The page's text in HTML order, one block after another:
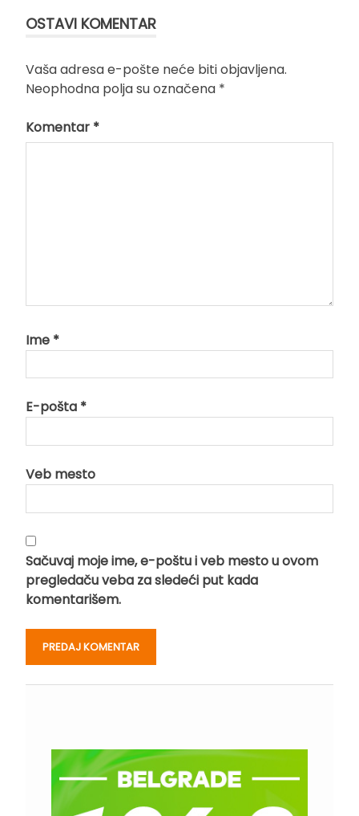
OSTAVI KOMENTAR
Vaša adresa e-pošte neće biti objavljena.
Neophodna polja su označena *
Komentar *
Ime *
E-pošta *
Veb mesto
Sačuvaj moje ime, e-poštu i veb mesto u ovom
pregledaču veba za sledeći put kada
komentarišem.